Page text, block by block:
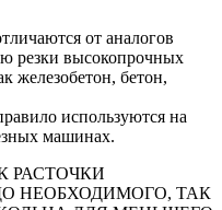
от аналогов
резки высокопрочных
железобетон, бетон,
используются на
машинах.
РАСТОЧКИ
НЕОБХОДИМОГО, ТАК